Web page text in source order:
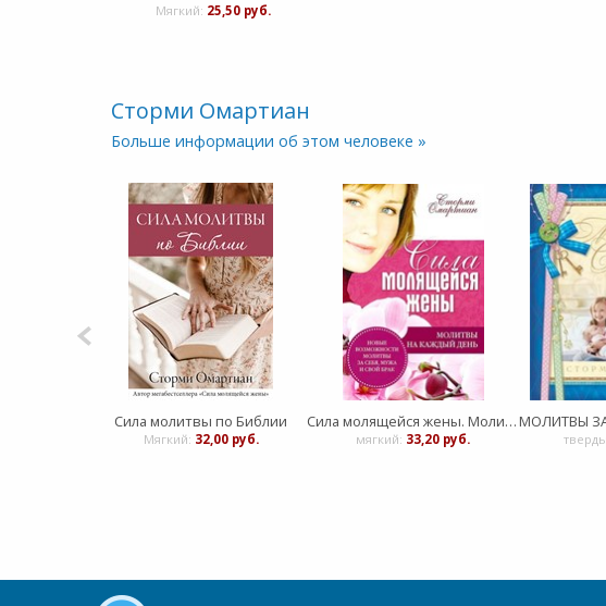
Мягкий: 25,50 руб.
Сторми Омартиан
Больше информации об этом человеке »
Сила молитвы по Библии
Мягкий: 32,00 руб.
Сила молящейся жены. Молитвы на каждый день
мягкий: 33,20 руб.